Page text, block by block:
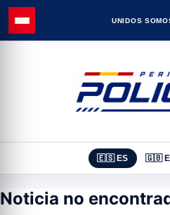
UNIDOS
🇪🇸 ES 🇬🇧
Noticia no